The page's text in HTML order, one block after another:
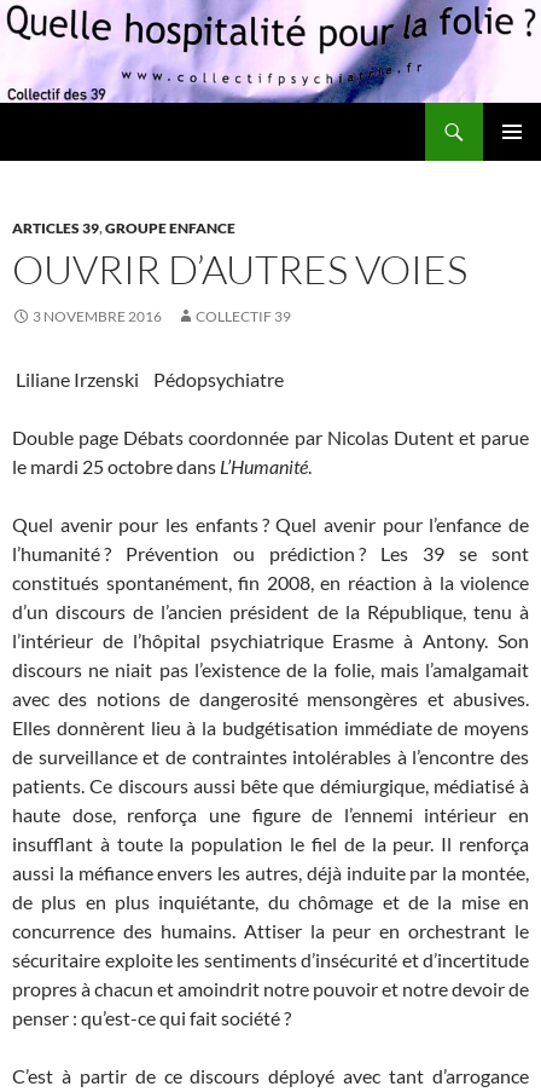
ARTICLES 39,GROUPE ENFANCE
OUVRIR D’AUTRES VOIES
3 NOVEMBRE 2016 COLLECTIF 39
Liliane Irzenski Pédopsychiatre
Double page Débats coordonnée par Nicolas Dutent et parue
le mardi 25 octobre dans L’Humanité.
Quel avenir pour les enfants ? Quel avenir pour l’enfance de
l’humanité ? Prévention ou prédiction ? Les 39 se sont
constitués spontanément, fin 2008, en réaction à la violence
d’un discours de l’ancien président de la République, tenu à
l’intérieur de l’hôpital psychiatrique Erasme à Antony. Son
discours ne niait pas l’existence de la folie, mais l’amalgamait
avec des notions de dangerosité mensongères et abusives.
Elles donnèrent lieu à la budgétisation immédiate de moyens
de surveillance et de contraintes intolérables à l’encontre des
patients. Ce discours aussi bête que démiurgique, médiatisé à
haute dose, renforça une figure de l’ennemi intérieur en
insufflant à toute la population le fiel de la peur. Il renforça
aussi la méfiance envers les autres, déjà induite par la montée,
de plus en plus inquiétante, du chômage et de la mise en
concurrence des humains. Attiser la peur en orchestrant le
sécuritaire exploite les sentiments d’insécurité et d’incertitude
propres à chacun et amoindrit notre pouvoir et notre devoir de
penser : qu’est-ce qui fait société ?
C’est à partir de ce discours déployé avec tant d’arrogance